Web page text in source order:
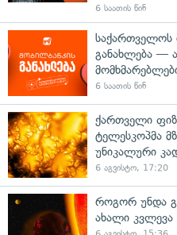
6 საათის წინ
საქართველოს
განახლება —
6 საათის წინ
ქართველი
ტელესკოპმა
უნიკალური
6 აგვისტო, 17:20
როგორ უნდა
ახალი კვლევა